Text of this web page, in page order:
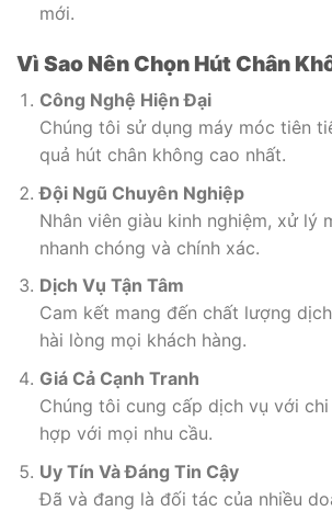
mới.
Vì Sao Nên Chọn Hút Chân
Công Nghệ Hiện Đại
Chúng tôi sử dụng máy móc tiên
quả hút chân không cao nhất.
Đội Ngũ Chuyên Nghiệp
Nhân viên giàu kinh nghiệm, xử lý
nhanh chóng và chính xác.
Dịch Vụ Tận Tâm
Cam kết mang đến chất lượng
hài lòng mọi khách hàng.
Giá Cả Cạnh Tranh
Chúng tôi cung cấp dịch vụ với
hợp với mọi nhu cầu.
Uy Tín Và Đáng Tin Cậy
Đã và đang là đối tác của nhiều